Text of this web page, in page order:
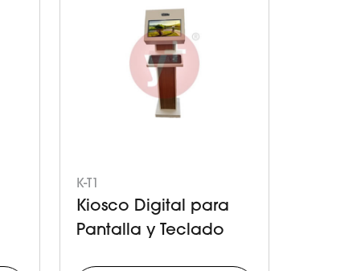
K-T1
Kiosco Digital para
Pantalla y Teclado